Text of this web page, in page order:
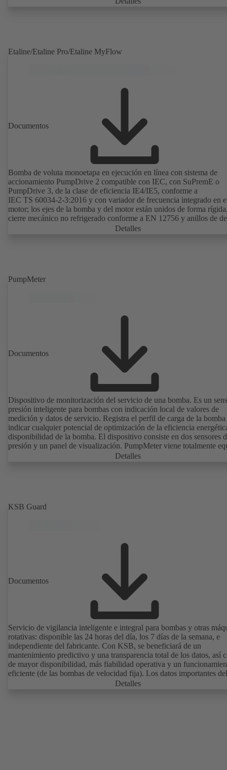
Etaline/Etaline Pro/Etaline MyFlow
Documentos
Bomba de voluta monoetapa en ejecución en línea con sistema de
accionamiento PumpDrive 2 compatible con IEC, con SuPremE o
PumpDrive 3, de la clase de eficiencia IE4/IE5, conforme a
IEC TS 60034-2-3:2016 y con variador de frecuencia integrado en
motor; los ejes de la bomba y del motor están unidos de forma
cierre mecánico no refrigerado conforme a EN 12756 y anillos de
intercambiables. Linterna de accionamiento de fundición gris. Los
Detalles
PumpMeter
Documentos
Dispositivo de monitorización del servicio de una bomba. Es un
presión inteligente para bombas con indicación local de valores de
medición y datos de servicio. Registra el perfil de carga de la bomba
indicar cualquier potencial de optimización de la eficiencia
disponibilidad de la bomba. El dispositivo consiste en dos sensores
presión y un panel de visualización. PumpMeter viene totalmente
de fábrica y está configurado conforme a la bomba correspondiente.
Detalles
KSB Guard
Documentos
Servicio de vigilancia inteligente e integral para bombas y otras
rotativas: disponible las 24 horas del día, los 7 días de la semana, e
independiente del fabricante. Con KSB, se beneficiará de un
mantenimiento predictivo y una transparencia total de los datos, así
de mayor disponibilidad, más fiabilidad operativa y un
eficiente (de las bombas de velocidad fija). Los datos importantes del
funcionamiento, como las vibraciones, la temperatura, las horas de
Detalles